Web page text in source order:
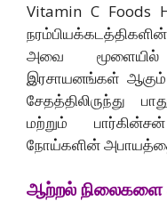
Vitamin C Foods
அவை
இரசாயனங்கள்
சேதத்திலிருந்து
மற்றும்
நோய்களின்
ஆற்றல் நிலைகளை